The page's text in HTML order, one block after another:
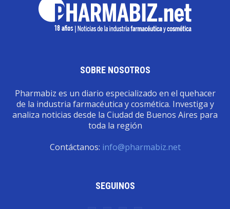
SOBRE NOSOTROS
Pharmabiz es un diario especializado en el quehacer
de la industria farmacéutica y cosmética. Investiga y
analiza noticias desde la Ciudad de Buenos Aires para
toda la región
Contáctanos: info@pharmabiz.net
SEGUINOS